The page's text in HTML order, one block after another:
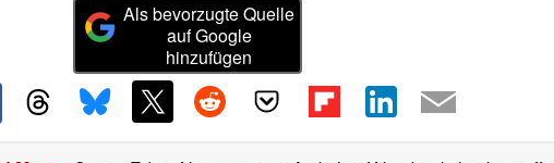
Als bevorzugte Quelle
auf Google
hinzufügen